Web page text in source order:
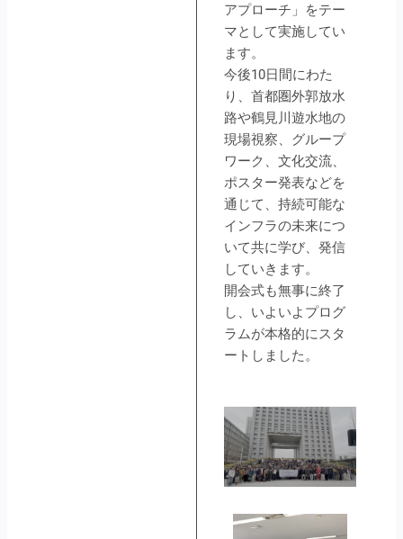
アプローチ」をテー
マとして実施してい
ます。
今後10日間にわた
り、首都圏外郭放水
路や鶴見川遊水地の
現場視察、グループ
ワーク、文化交流、
ポスター発表などを
通じて、持続可能な
インフラの未来につ
いて共に学び、発信
していきます。
開会式も無事に終了
し、いよいよプログ
ラムが本格的にスタ
ートしました。